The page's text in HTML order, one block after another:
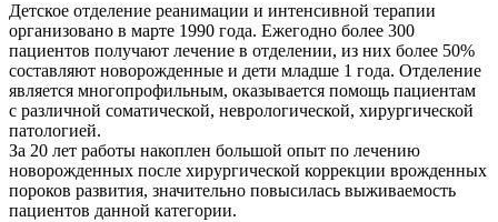
Детское отделение реанимации и интенсивной терапии
организовано в марте 1990 года. Ежегодно более 300
пациентов получают лечение в отделении, из них более 50%
составляют новорожденные и дети младше 1 года. Отделение
является многопрофильным, оказывается помощь пациентам
с различной соматической, неврологической, хирургической
патологией.
За 20 лет работы накоплен большой опыт по лечению
новорожденных после хирургической коррекции врожденных
пороков развития, значительно повысилась выживаемость
пациентов данной категории.